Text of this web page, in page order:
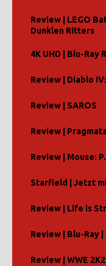
Review | LEGO
Dunklen Ritters
4K UHD | Blu-Ray
Review | Diablo
Review | SAROS
Review |
Review | Mouse:
Starfield | Jetzt
Review | Life is
Review | Blu-Ray
Review | WWE